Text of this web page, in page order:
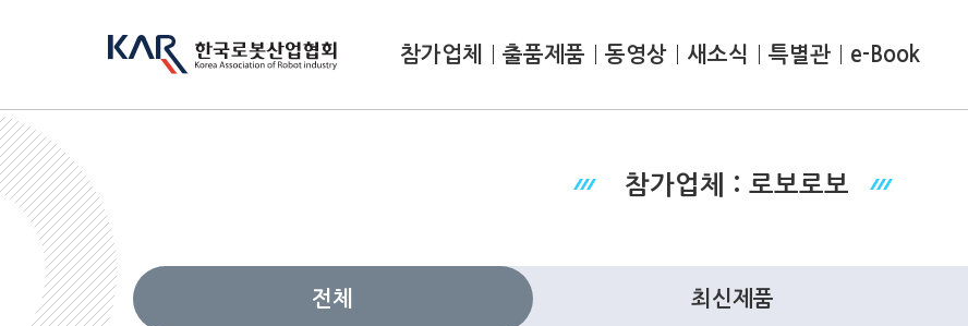
참가업체 출품제품 동영상 새소식 특별관 e-Book
참가업체 : 로보로보
전체 최신제품